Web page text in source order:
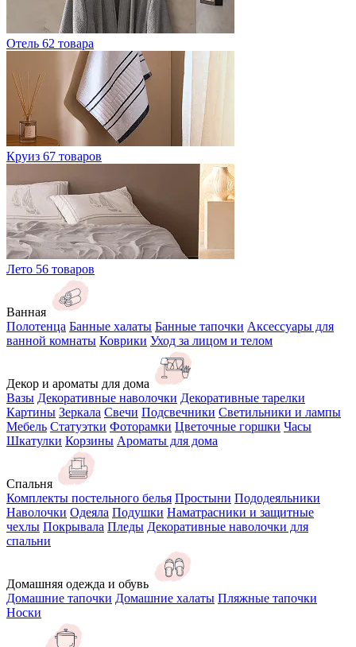
Отель 62 товара
Круиз 67 товаров
Лето 56 товаров
Ванная
Полотенца Банные халаты Банные тапочки Аксессуары для
ванной комнаты Коврики Уход за лицом и телом
Декор и ароматы для дома
Вазы Декоративные наволочки Декоративные тарелки
Картины Зеркала Свечи Подсвечники Светильники и лампы
Мебель Статуэтки Фоторамки Цветочные горшки Часы
Шкатулки Корзины Ароматы для дома
Спальня
Комплекты постельного белья Простыни Пододеяльники
Наволочки Одеяла Подушки Наматрасники и защитные
чехлы Покрывала Пледы Декоративные наволочки для
спальни
Домашняя одежда и обувь
Домашние тапочки Домашние халаты Пляжные тапочки
Носки